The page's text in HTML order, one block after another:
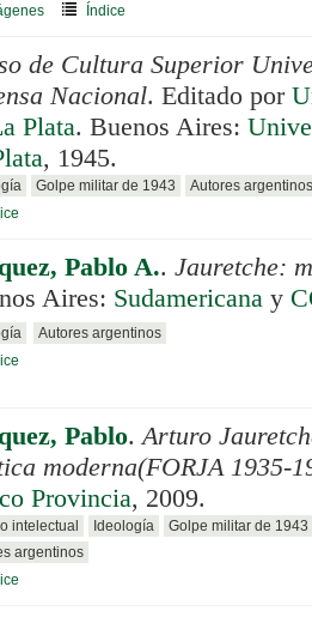
Índice
de Cultura Superior
Nacional. Editado por
Plata. Buenos Aires:
, 1945.
Golpe militar de 1943
Autores argentinos
Pablo A.. Jauretche:
Aires: Sudamericana y
Autores argentinos
Pablo. Arturo
moderna(FORJA 1935-
Provincia, 2009.
intelectual Ideología
Golpe militar de 1943
argentinos